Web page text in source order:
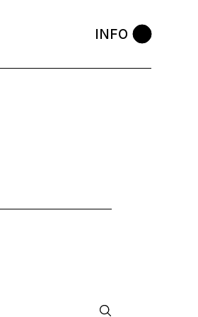
INFO